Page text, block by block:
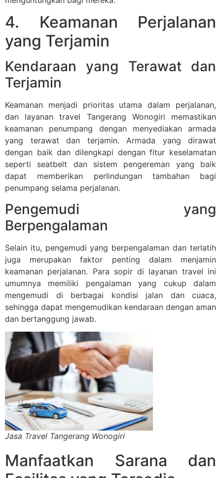
4. Keamanan Perjalanan
yang Terjamin
Kendaraan yang Terawat dan
Terjamin
Keamanan menjadi prioritas utama dalam perjalanan,
dan layanan travel Tangerang Wonogiri memastikan
keamanan penumpang dengan menyediakan armada
yang terawat dan terjamin. Armada yang dirawat
dengan baik dan dilengkapi dengan fitur keselamatan
seperti seatbelt dan sistem pengereman yang baik
dapat memberikan perlindungan tambahan bagi
penumpang selama perjalanan.
Pengemudi yang
Berpengalaman
Selain itu, pengemudi yang berpengalaman dan terlatih
juga merupakan faktor penting dalam menjamin
keamanan perjalanan. Para sopir di layanan travel ini
umumnya memiliki pengalaman yang cukup dalam
mengemudi di berbagai kondisi jalan dan cuaca,
sehingga dapat mengemudikan kendaraan dengan aman
dan bertanggung jawab.
Jasa Travel Tangerang Wonogiri
Manfaatkan Sarana dan